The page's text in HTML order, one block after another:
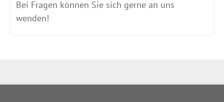
Bei Fragen können Sie sich gerne an uns
wenden!